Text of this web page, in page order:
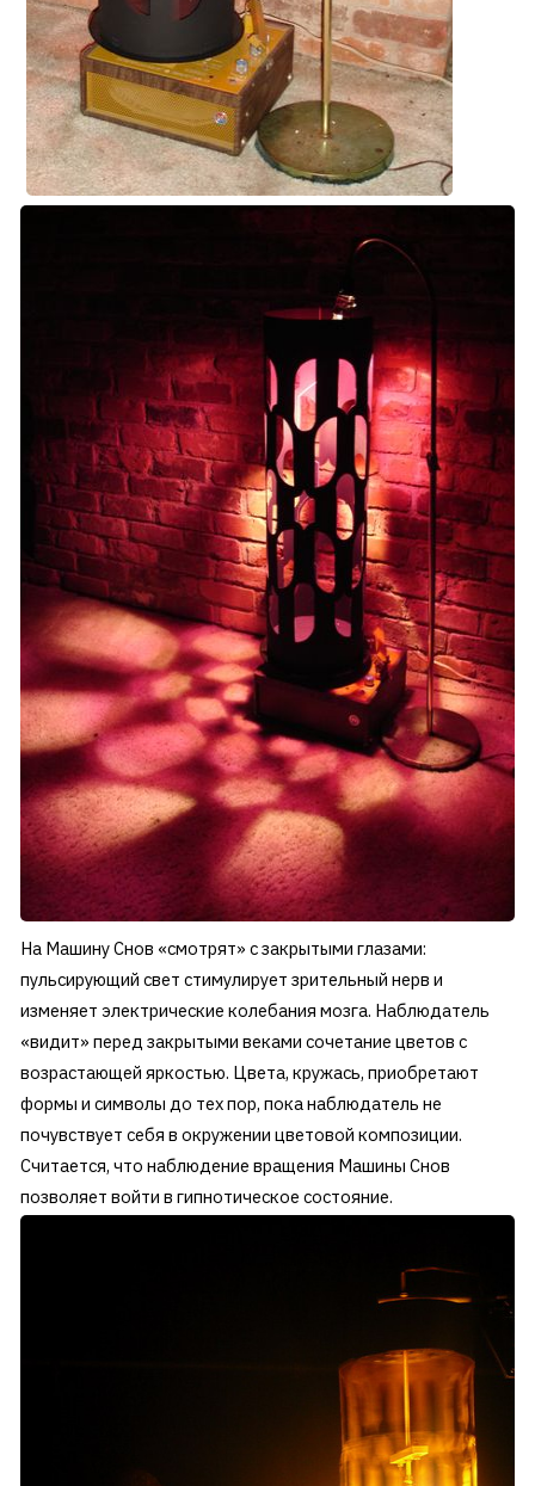
На Машину Снов «смотрят» с закрытыми глазами:
пульсирующий свет стимулирует зрительный нерв и
изменяет электрические колебания мозга. Наблюдатель
«видит» перед закрытыми веками сочетание цветов с
возрастающей яркостью. Цвета, кружась, приобретают
формы и символы до тех пор, пока наблюдатель не
почувствует себя в окружении цветовой композиции.
Считается, что наблюдение вращения Машины Снов
позволяет войти в гипнотическое состояние.